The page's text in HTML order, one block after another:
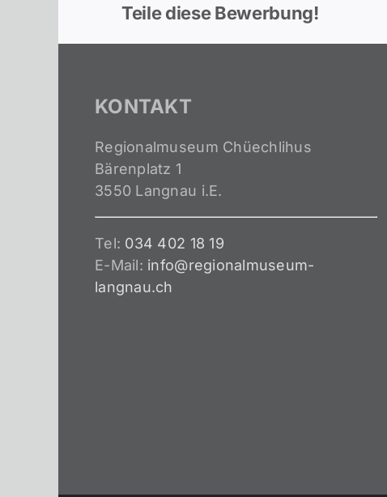
Teile diese Bewerbung!
KONTAKT
Regionalmuseum Chüechlihus
Bärenplatz 1
3550 Langnau i.E.
Tel: 034 402 18 19
E-Mail: info@regionalmuseum-
langnau.ch